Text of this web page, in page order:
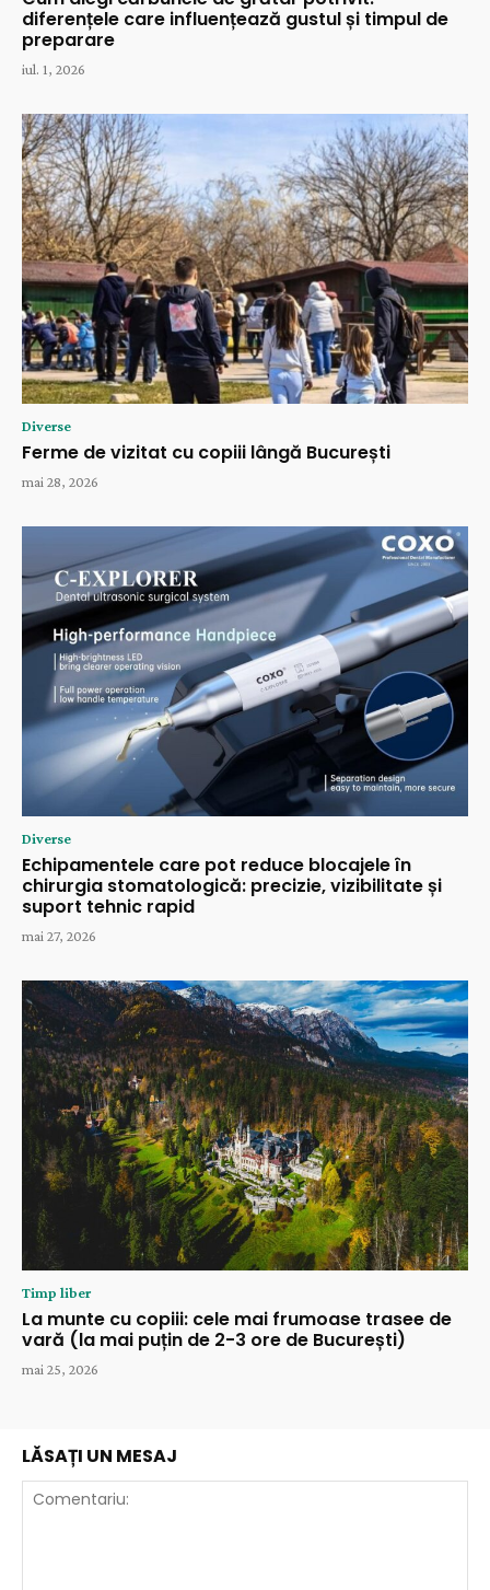
diferențele care influențează gustul și timpul de
preparare
iul. 1, 2026
Diverse
Ferme de vizitat cu copiii lângă București
mai 28, 2026
Diverse
Echipamentele care pot reduce blocajele în
chirurgia stomatologică: precizie, vizibilitate și
suport tehnic rapid
mai 27, 2026
Timp liber
La munte cu copiii: cele mai frumoase trasee de
vară (la mai puțin de 2-3 ore de București)
mai 25, 2026
LĂSAȚI UN MESAJ